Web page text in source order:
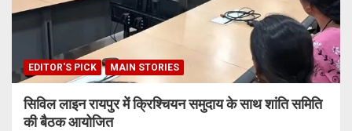
EDITOR'S PICK MAIN STORIES
सिविल लाइन रायपुर में क्रिश्चियन समुदाय के साथ शांति समिति
की बैठक आयोजित